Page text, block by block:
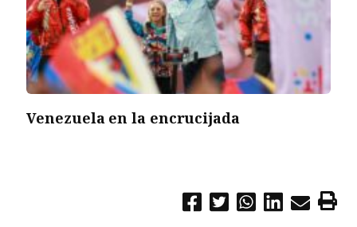
Venezuela en la encrucijada